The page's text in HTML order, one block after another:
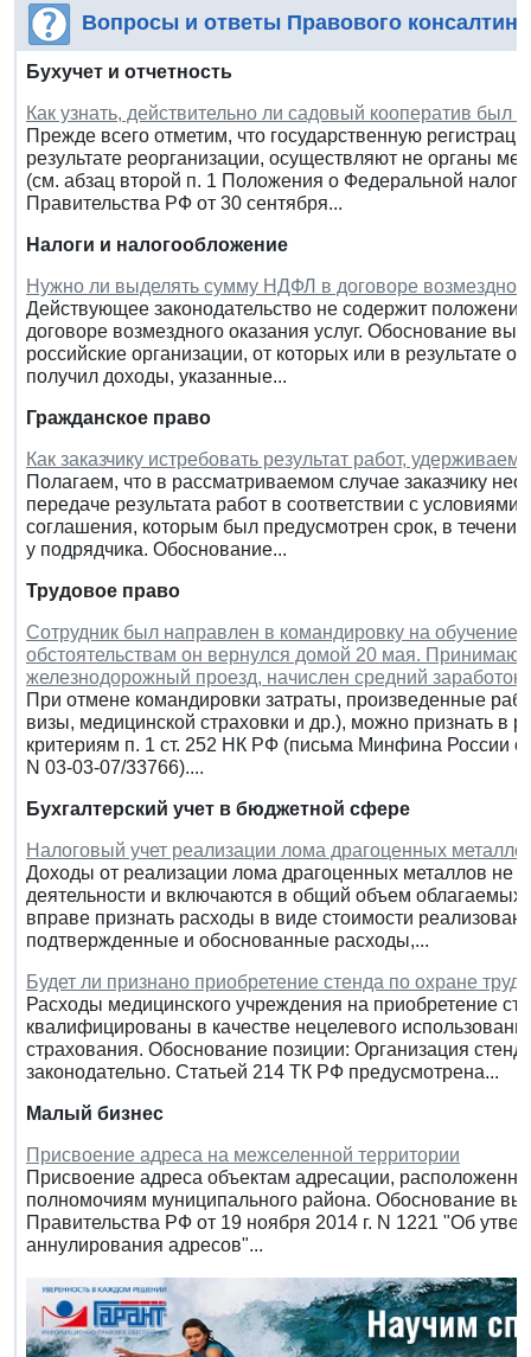
Вопросы и ответы Правового
Бухучет и отчетность
Как узнать, действительно ли садовый кооператив был
Прежде всего отметим, что государственную
результате реорганизации, осуществляют не органы
(см. абзац второй п. 1 Положения о Федеральной
Правительства РФ от 30 сентября...
Налоги и налогообложение
Нужно ли выделять сумму НДФЛ в договоре
Действующее законодательство не содержит
договоре возмездного оказания услуг. Обоснование
российские организации, от которых или в результате
получил доходы, указанные...
Гражданское право
Как заказчику истребовать результат работ,
Полагаем, что в рассматриваемом случае заказчику
передаче результата работ в соответствии с
соглашения, которым был предусмотрен срок, в
у подрядчика. Обоснование...
Трудовое право
Сотрудник был направлен в командировку на
обстоятельствам он вернулся домой 20 мая.
железнодорожный проезд, начислен средний
При отмене командировки затраты, произведенные
визы, медицинской страховки и др.), можно признать в
критериям п. 1 ст. 252 НК РФ (письма Минфина России
N 03-03-07/33766)....
Бухгалтерский учет в бюджетной сфере
Налоговый учет реализации лома драгоценных
Доходы от реализации лома драгоценных металлов не
деятельности и включаются в общий объем
вправе признать расходы в виде стоимости
подтвержденные и обоснованные расходы,...
Будет ли признано приобретение стенда по охране
Расходы медицинского учреждения на приобретение
квалифицированы в качестве нецелевого
страхования. Обоснование позиции: Организация
законодательно. Статьей 214 ТК РФ предусмотрена...
Малый бизнес
Присвоение адреса на межселенной территории
Присвоение адреса объектам адресации,
полномочиям муниципального района. Обоснование
Правительства РФ от 19 ноября 2014 г. N 1221 "Об
аннулирования адресов"...